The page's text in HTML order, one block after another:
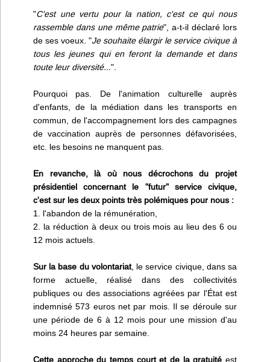
"C'est une vertu pour la nation, c'est ce qui nous
rassemble dans une même patrie", a-t-il déclaré lors
de ses voeux. "Je souhaite élargir le service civique à
tous les jeunes qui en feront la demande et dans
toute leur diversité...".
Pourquoi pas. De l'animation culturelle auprès
d'enfants, de la médiation dans les transports en
commun, de l'accompagnement lors des campagnes
de vaccination auprès de personnes défavorisées,
etc. les besoins ne manquent pas.
En revanche, là où nous décrochons du projet
présidentiel concernant le "futur" service civique,
c'est sur les deux points très polémiques pour nous :
1. l'abandon de la rémunération,
2. la réduction à deux ou trois mois au lieu des 6 ou
12 mois actuels.
Sur la base du volontariat, le service civique, dans sa
forme actuelle, réalisé dans des collectivités
publiques ou des associations agréées par l'État est
indemnisé 573 euros net par mois. Il se déroule sur
une période de 6 à 12 mois pour une mission d'au
moins 24 heures par semaine.
Cette approche du temps court et de la gratuité est